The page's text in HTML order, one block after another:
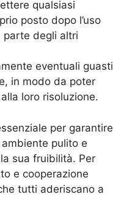
qualsiasi
posto dopo l’uso
parte degli altri
eventuali guasti
in modo da poter
loro risoluzione.
per garantire
pulito e
sua fruibilità. Per
e cooperazione
tutti aderiscano a